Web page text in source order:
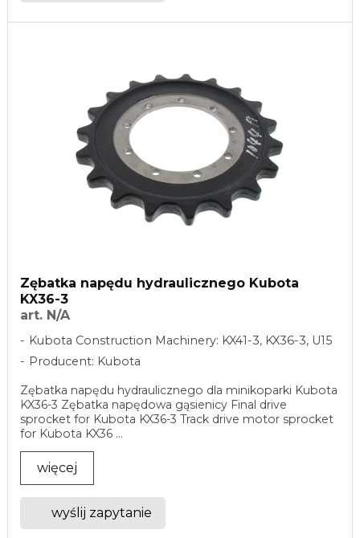
Zębatka napędu hydraulicznego Kubota
KX36-3
art. N/A
Kubota Construction Machinery: KX41-3, KX36-3, U15
Producent: Kubota
Zębatka napędu hydraulicznego dla minikoparki Kubota
KX36-3 Zębatka napędowa gąsienicy Final drive
sprocket for Kubota KX36-3 Track drive motor sprocket
for Kubota KX36 ...
więcej
wyślij zapytanie